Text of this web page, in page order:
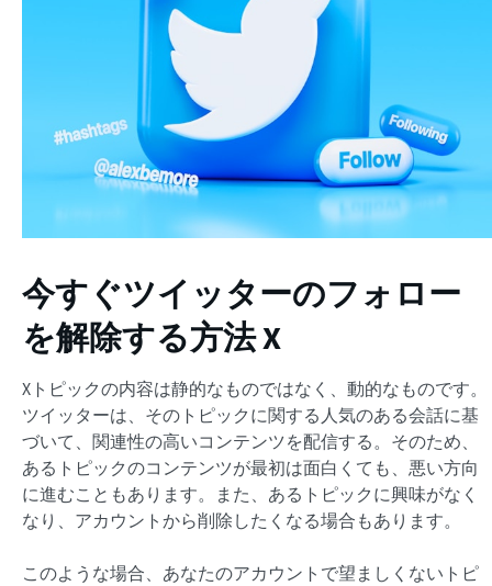
今すぐツイッターのフォロー
を解除する方法 X
Xトピックの内容は静的なものではなく、動的なものです。
ツイッターは、そのトピックに関する人気のある会話に基
づいて、関連性の高いコンテンツを配信する。そのため、
あるトピックのコンテンツが最初は面白くても、悪い方向
に進むこともあります。また、あるトピックに興味がなく
なり、アカウントから削除したくなる場合もあります。
このような場合、あなたのアカウントで望ましくないトピ